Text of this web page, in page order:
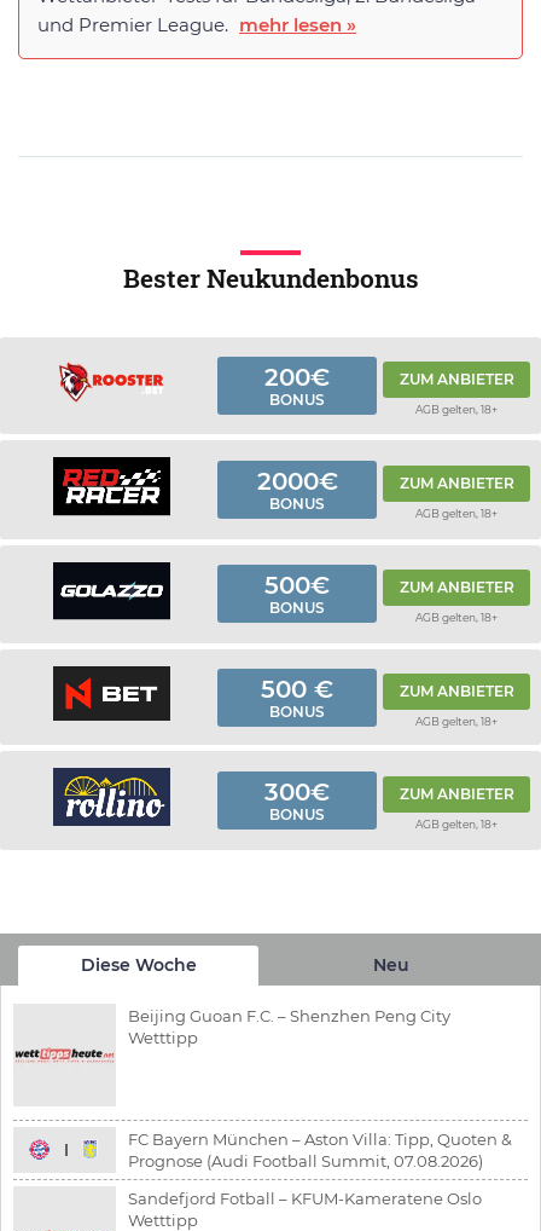
und Premier League. mehr lesen »
Bester Neukundenbonus
200€
BONUS
ZUM ANBIETER
AGB gelten, 18+
2000€
BONUS
ZUM ANBIETER
AGB gelten, 18+
500€
BONUS
ZUM ANBIETER
AGB gelten, 18+
500 €
BONUS
ZUM ANBIETER
AGB gelten, 18+
300€
BONUS
ZUM ANBIETER
AGB gelten, 18+
Diese Woche Neu
Beijing Guoan F.C. – Shenzhen Peng City
Wetttipp
FC Bayern München – Aston Villa: Tipp, Quoten &
Prognose (Audi Football Summit, 07.08.2026)
Sandefjord Fotball – KFUM-Kameratene Oslo
Wetttipp